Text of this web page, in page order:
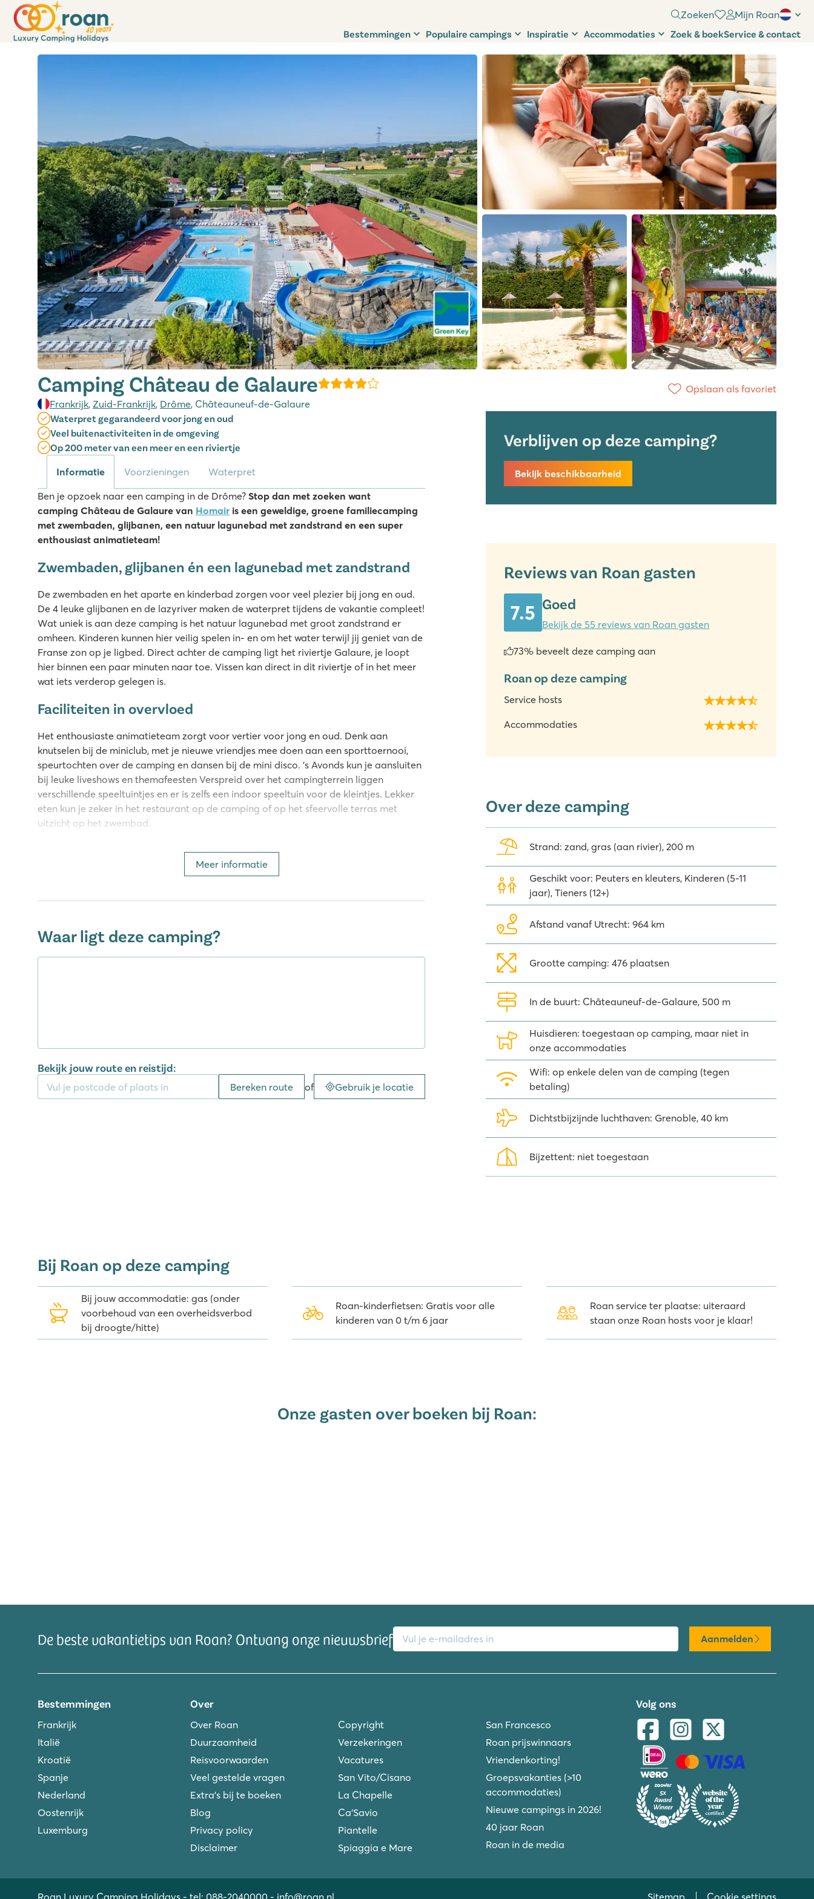
Zoeken Mijn Roan
Bestemmingen Populaire campings Inspiratie Accommodaties Zoek & boekService & contact
Camping Château de Galaure
Frankrijk, Zuid-Frankrijk, Drôme, Châteauneuf-de-Galaure
Opslaan als favoriet
Verblijven op deze camping?
Bekijk beschikbaarheid
Reviews van Roan gasten
7.5 Goed
Bekijk de 55 reviews van Roan gasten
73% beveelt deze camping aan
Roan op deze camping
Service hosts
Accommodaties
Waterpret gegarandeerd voor jong en oud
Veel buitenactiviteiten in de omgeving
Op 200 meter van een meer en een riviertje
Informatie Voorzieningen
Waterpret
Ben je opzoek naar een camping in de Drôme? Stop dan met zoeken want
camping Château de Galaure van Homair is een geweldige, groene familiecamping
met zwembaden, glijbanen, een natuur lagunebad met zandstrand en een super
enthousiast animatieteam!
Zwembaden, glijbanen én een lagunebad met zandstrand
De zwembaden en het aparte en kinderbad zorgen voor veel plezier bij jong en oud.
De 4 leuke glijbanen en de lazyriver maken de waterpret tijdens de vakantie compleet!
Wat uniek is aan deze camping is het natuur lagunebad met groot zandstrand er
omheen. Kinderen kunnen hier veilig spelen in- en om het water terwijl jij geniet van de
Franse zon op je ligbed. Direct achter de camping ligt het riviertje Galaure, je loopt
hier binnen een paar minuten naar toe. Vissen kan direct in dit riviertje of in het meer
wat iets verderop gelegen is.
Faciliteiten in overvloed
Het enthousiaste animatieteam zorgt voor vertier voor jong en oud. Denk aan
knutselen bij de miniclub, met je nieuwe vriendjes mee doen aan een sporttoernooi,
speurtochten over de camping en dansen bij de mini disco. 's Avonds kun je aansluiten
bij leuke liveshows en themafeesten Verspreid over het campingterrein liggen
verschillende speeltuintjes en er is zelfs een indoor speeltuin voor de kleintjes. Lekker
eten kun je zeker in het restaurant op de camping of op het sfeervolle terras met
uitzicht op het zwembad.
Château de Galaure behoort tot Homair
Deze camping maakt deel uit van onze eigen Homair campings. Een vakantie op een
Nieuw! De Wait-app – jouw gratis digitale leesmap
kilometer van de camping. Slenter een ochtendje met het hele gezin over één van de
gezellige marktjes in de omgeving. Wil je liever een hele dag op pad? Dan raden we
een rit in de oude Ardèche stoomtrein aan. Je maakt een prachtige tocht door de
Meer informatie
Waar ligt deze camping?
Bekijk jouw route en reistijd:
Bereken route of Gebruik je locatie
Over deze camping
Strand: zand, gras (aan rivier), 200 m
Geschikt voor: Peuters en kleuters, Kinderen (5-11
jaar), Tieners (12+)
Afstand vanaf Utrecht: 964 km
Grootte camping: 476 plaatsen
In de buurt: Châteauneuf-de-Galaure, 500 m
Huisdieren: toegestaan op camping, maar niet in
onze accommodaties
Wifi: op enkele delen van de camping (tegen
betaling)
Dichtstbijzijnde luchthaven: Grenoble, 40 km
Bijzettent: niet toegestaan
Bij Roan op deze camping
Bij jouw accommodatie: gas (onder
voorbehoud van een overheidsverbod
bij droogte/hitte)
Roan-kinderfietsen: Gratis voor alle
kinderen van 0 t/m 6 jaar
Roan service ter plaatse: uiteraard
staan onze Roan hosts voor je klaar!
Onze gasten over boeken bij Roan:
De beste vakantietips van Roan? Ontvang onze nieuwsbrief
E-mailadres
Aanmelden
Bestemmingen
Frankrijk
Italië
Kroatië
Spanje
Nederland
Oostenrijk
Luxemburg
Over
Over Roan
Duurzaamheid
Reisvoorwaarden
Veel gestelde vragen
Extra's bij te boeken
Blog
Privacy policy
Disclaimer
Copyright
Verzekeringen
Vacatures
San Vito/Cisano
La Chapelle
Ca'Savio
Piantelle
Spiaggia e Mare
San Francesco
Roan prijswinnaars
Vriendenkorting!
Groepsvakanties (>10
accommodaties)
Nieuwe campings in 2026!
40 jaar Roan
Roan in de media
Volg ons
Roan Luxury Camping Holidays - tel: 088-2040000 - info@roan.nl Sitemap Cookie settings